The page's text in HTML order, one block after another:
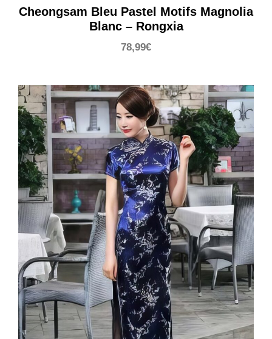
Cheongsam Bleu Pastel Motifs Magnolia
Blanc – Rongxia
78,99€